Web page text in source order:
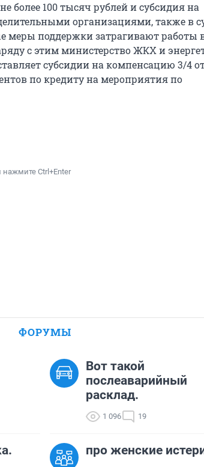
более 100 тысяч рублей и субсидия на
организациями, также в
меры поддержки затрагивают работы
с этим министерство ЖКХ и
субсидии на компенсацию 3/4
по кредиту на мероприятия по
Ctrl+Enter
ФОРУМЫ
Вот такой
послеаварийный
расклад.
1 096 19
про женские